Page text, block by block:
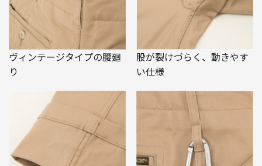
ヴィンテージタイプの腰廻
り
股が裂けづらく、動きやす
い仕様